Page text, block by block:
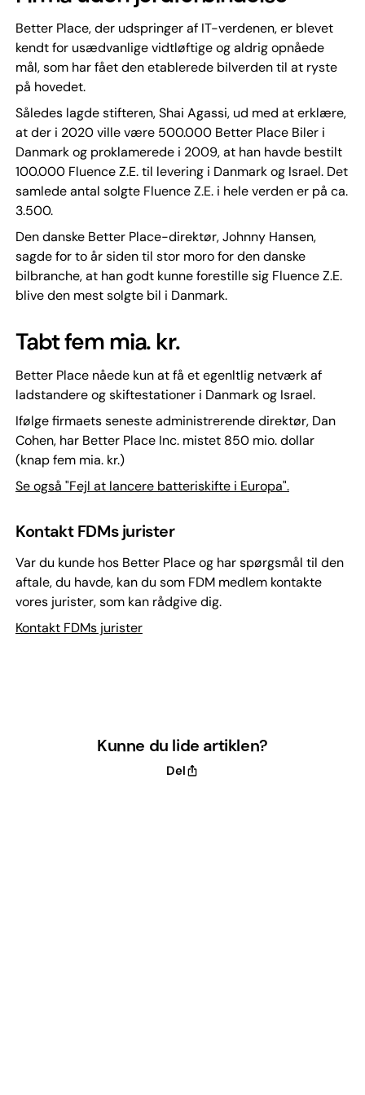
Better Place, der udspringer af IT-verdenen, er blevet
kendt for usædvanlige vidtløftige og aldrig opnåede
mål, som har fået den etablerede bilverden til at ryste
på hovedet.
Således lagde stifteren, Shai Agassi, ud med at erklære,
at der i 2020 ville være 500.000 Better Place Biler i
Danmark og proklamerede i 2009, at han havde bestilt
100.000 Fluence Z.E. til levering i Danmark og Israel. Det
samlede antal solgte Fluence Z.E. i hele verden er på ca.
3.500.
Den danske Better Place-direktør, Johnny Hansen,
sagde for to år siden til stor moro for den danske
bilbranche, at han godt kunne forestille sig Fluence Z.E.
blive den mest solgte bil i Danmark.
Tabt fem mia. kr.
Better Place nåede kun at få et egenltlig netværk af
ladstandere og skiftestationer i Danmark og Israel.
Ifølge firmaets seneste administrerende direktør, Dan
Cohen, har Better Place Inc. mistet 850 mio. dollar
(knap fem mia. kr.)
Se også "Fejl at lancere batteriskifte i Europa".
Kontakt FDMs jurister
Var du kunde hos Better Place og har spørgsmål til den
aftale, du havde, kan du som FDM medlem kontakte
vores jurister, som kan rådgive dig.
Kontakt FDMs jurister
Kunne du lide artiklen?
Del